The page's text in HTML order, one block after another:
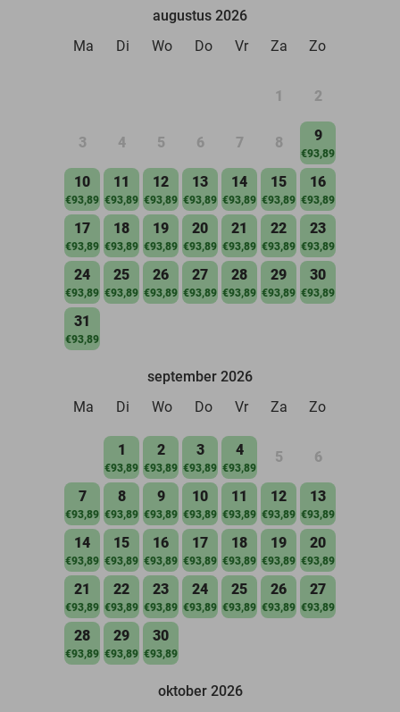
augustus 2026
Ma
Di Wo Do Vr Za Zo
1 2
3 4 5 6 7 8 9
€93,89
10
€93,89
11
€93,89
12
€93,89
13
€93,89
14
€93,89
15
€93,89
16
€93,89
17
€93,89
18
€93,89
19
€93,89
20
€93,89
21
€93,89
22
€93,89
23
€93,89
24
€93,89
25
€93,89
26
€93,89
27
€93,89
28
€93,89
29
€93,89
30
€93,89
31
€93,89
september 2026
Ma
Di Wo Do Vr Za Zo
1
€93,89
2
€93,89
3
€93,89
4
€93,89
5 6
7
€93,89
8
€93,89
9
€93,89
10
€93,89
11
€93,89
12
€93,89
13
€93,89
14
€93,89
15
€93,89
16
€93,89
17
€93,89
18
€93,89
19
€93,89
20
€93,89
21
€93,89
22
€93,89
23
€93,89
24
€93,89
25
€93,89
26
€93,89
27
€93,89
28
€93,89
29
€93,89
30
€93,89
oktober 2026